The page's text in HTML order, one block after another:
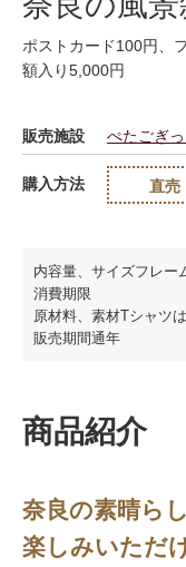
ポストカード100円、
額入り5,000円
販売施設 ぺたごぎっ
購入方法 直売
内容量、サイズフレー
消費期限
原材料、素材Tシャツ
販売期間通年
商品紹介
奈良の素晴ら
楽しみいただ